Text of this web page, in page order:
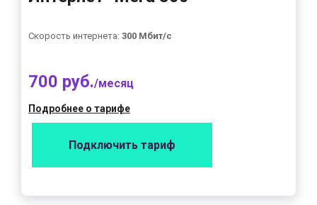
Скорость интернета: 300 Мбит/с
700 руб./месяц
Подробнее о тарифе
Подключить тариф